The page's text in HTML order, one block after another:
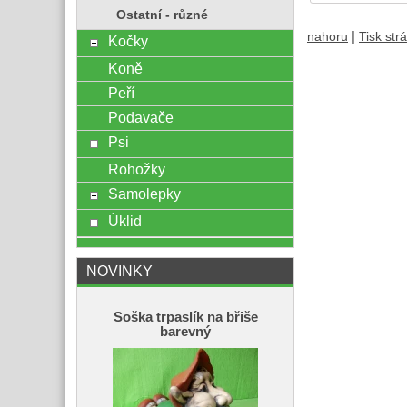
nahoru Tisk
Ostatní - různé
Kočky
Koně
Peří
Podavače
Psi
Rohožky
Samolepky
Úklid
NOVINKY
Soška trpaslík na břiše
barevný